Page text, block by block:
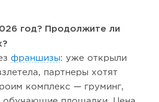
год? Продолжите ли
франшизы: уже открыли
партнеры хотят
комплекс — груминг,